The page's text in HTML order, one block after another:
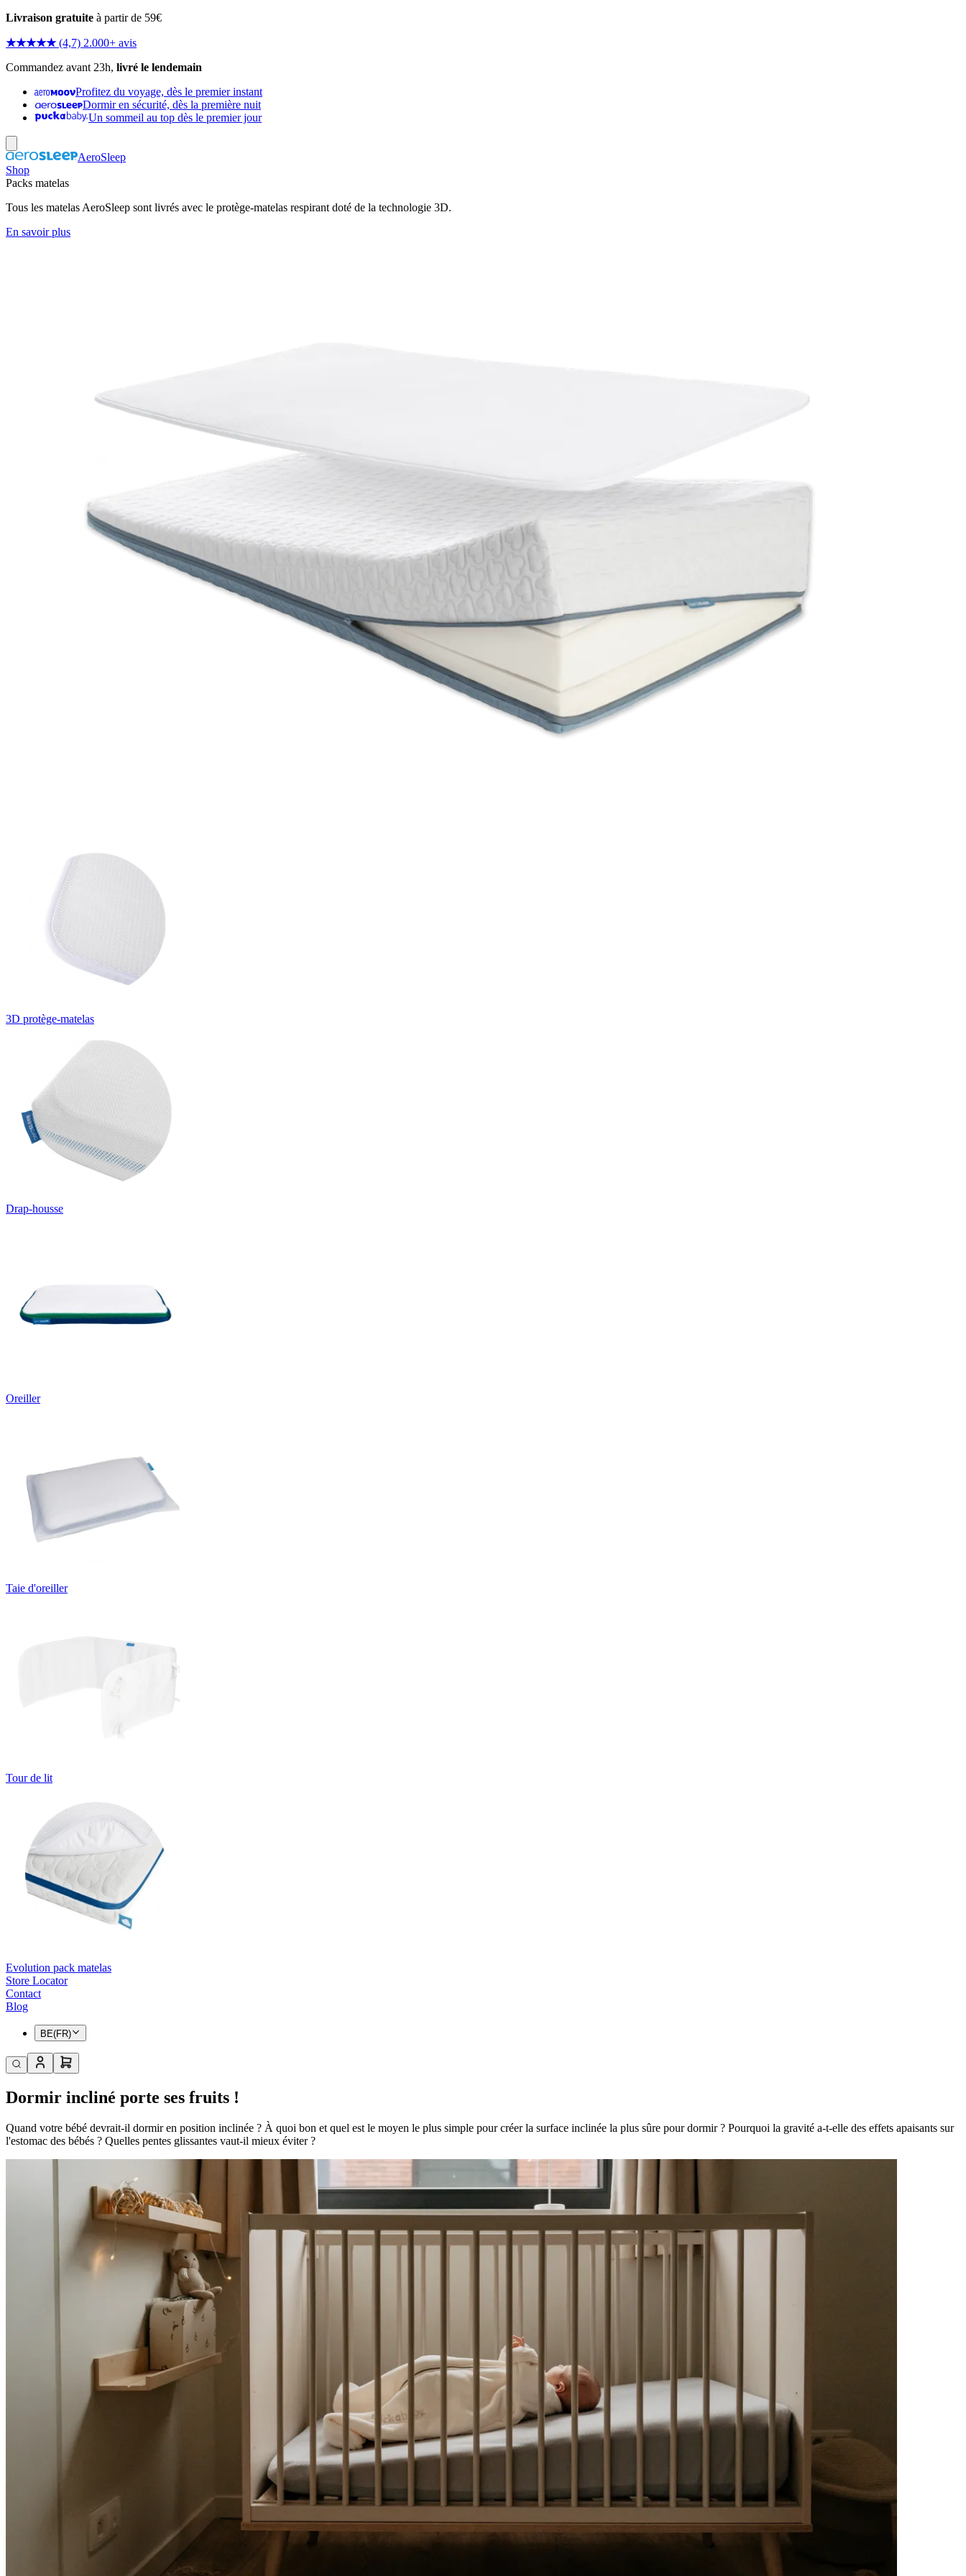
Livraison gratuite à partir de 59€
★★★★★ (4,7) 2.000+ avis
Commandez avant 23h, livré le lendemain
Profitez du voyage, dès le premier instant
Dormir en sécurité, dès la première nuit
Un sommeil au top dès le premier jour
AeroSleep
Shop
Packs matelas
Tous les matelas AeroSleep sont livrés avec le protège-matelas respirant doté de la technologie 3D.
En savoir plus
3D protège-matelas
Drap-housse
Oreiller
Taie d'oreiller
Tour de lit
Evolution pack matelas
Store Locator
Contact
Blog
BE(FR)
Dormir incliné porte ses fruits !
Quand votre bébé devrait-il dormir en position inclinée ? À quoi bon et quel est le moyen le plus simple pour créer la surface inclinée la plus sûre pour dormir ? Pourquoi la gravité a-t-elle des effets apaisants sur
l'estomac des bébés ? Quelles pentes glissantes vaut-il mieux éviter ?